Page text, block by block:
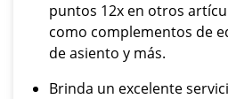
puntos 12x en otros
como complementos de
de asiento y más.
Brinda un excelente